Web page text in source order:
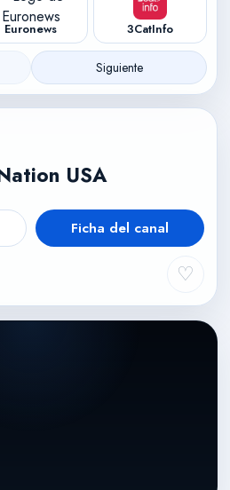
Euronews 3CatInfo
Siguiente
USA
Ficha del canal
♡